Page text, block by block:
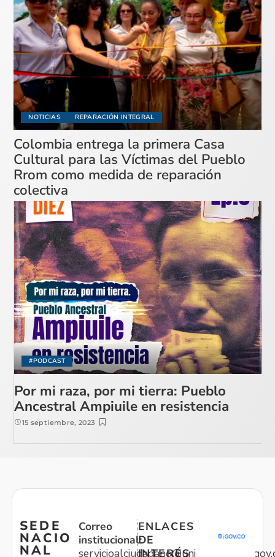
NOTICIAS REPARACIÓN INTEGRAL
Colombia entrega la primera Casa
Cultural para las Víctimas del Pueblo
Rrom como medida de reparación
colectiva
#PODCAST
Por mi raza, por mi tierra: Pueblo
Ancestral Ampiuile en resistencia
15 septiembre, 2023
SEDE
NACIO
NAL
Correo
institucional:
ENLACES
DE
INTERÉS